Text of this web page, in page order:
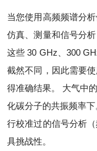
当您使用高频频谱分
仿真、测量和信号分
这些 30 GHz、300
截然不同，因此需要
得准确结果。 大气中
化碳分子的共振频率
行校准过的信号分析
具挑战性。